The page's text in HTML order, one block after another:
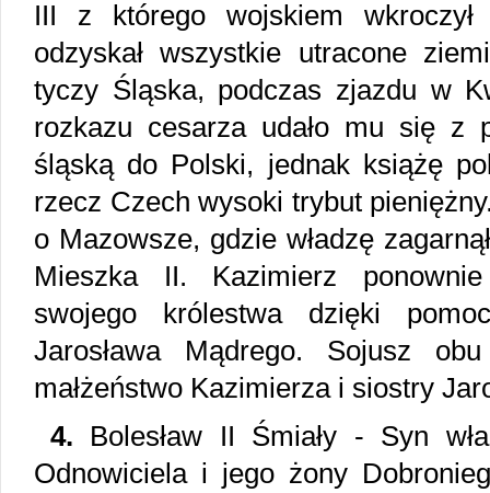
III z którego wojskiem
odzyskał wszystkie utracone
tyczy Śląska, podczas zjazdu w
rozkazu cesarza udało mu się z
śląską do Polski, jednak książę
rzecz Czech wysoki trybut
o Mazowsze, gdzie władzę
Mieszka II. Kazimierz
swojego królestwa dzięki
Jarosława Mądrego. Sojusz
małżeństwo Kazimierza i siostry
4. Bolesław II Śmiały - Syn
Odnowiciela i jego żony